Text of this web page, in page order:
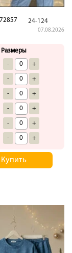
24-124
07.08.2026
Размеры
- +
- +
- +
- +
- +
- +
Купить